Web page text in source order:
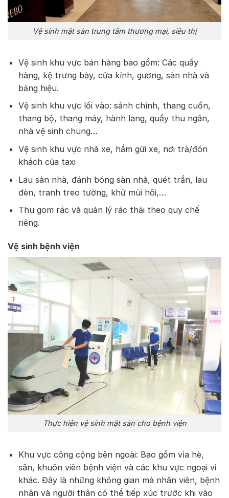
Vệ sinh mặt sàn trung tâm thương mại, siêu thị
Vệ sinh khu vực bán hàng bao gồm: Các quầy
hàng, kệ trưng bày, cửa kính, gương, sàn nhà và
bảng hiệu.
Vệ sinh khu vực lối vào: sảnh chính, thang cuốn,
thang bộ, thang máy, hành lang, quầy thu ngân,
nhà vệ sinh chung…
Vệ sinh khu vực nhà xe, hầm gửi xe, nơi trả/đón
khách của taxi
Lau sàn nhà, đánh bóng sàn nhà, quét trần, lau
đèn, tranh treo tường, khử mùi hôi,…
Thu gom rác và quản lý rác thải theo quy chế
riêng.
Vệ sinh bệnh viện
Thực hiện vệ sinh mặt sàn cho bệnh viện
Khu vực công cộng bên ngoài: Bao gồm vỉa hè,
sân, khuôn viên bệnh viện và các khu vực ngoại vi
khác. Đây là những không gian mà nhân viên, bệnh
nhân và người thân có thể tiếp xúc trước khi vào